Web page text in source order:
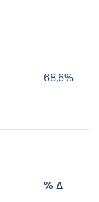
68,6%
% ∆